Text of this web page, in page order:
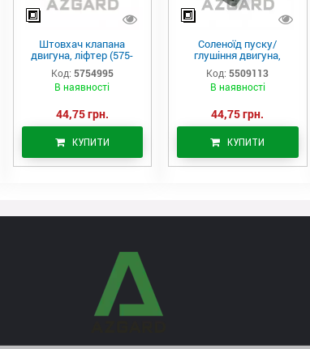
Штовхач клапана
двигуна, ліфтер (575-
4995)
Код: 5754995
В наявності
44,75 грн.
КУПИТИ
Соленоїд пуску/
глушіння двигуна,
актуатор (550-9113)
Код: 5509113
В наявності
44,75 грн.
КУПИТИ